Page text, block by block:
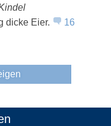
dicke Eier.
16